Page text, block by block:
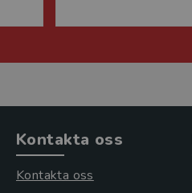
Kontakta oss
Kontakta oss